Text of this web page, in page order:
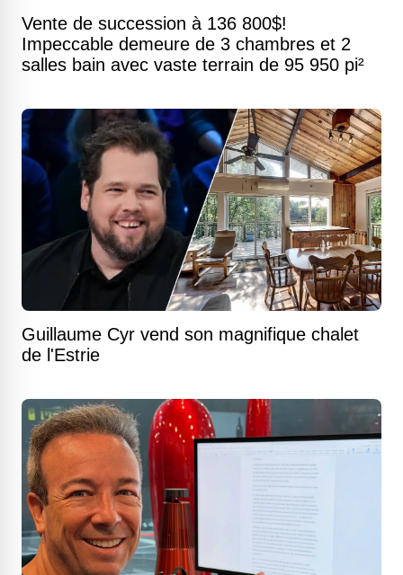
Vente de succession à 136 800$!
Impeccable demeure de 3 chambres et 2
salles bain avec vaste terrain de 95 950 pi²
Guillaume Cyr vend son magnifique chalet
de l'Estrie